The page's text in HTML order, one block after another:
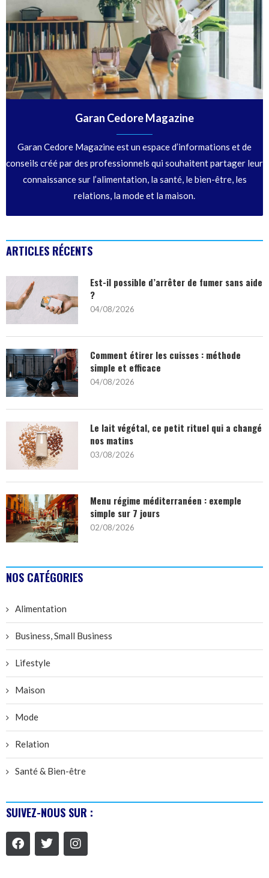
Garan Cedore Magazine
Garan Cedore Magazine est un espace d’informations et de
conseils créé par des professionnels qui souhaitent partager leur
connaissance sur l’alimentation, la santé, le bien-être, les
relations, la mode et la maison.
ARTICLES RÉCENTS
Est-il possible d’arrêter de fumer sans aide
?
04/08/2026
Comment étirer les cuisses : méthode
simple et efficace
04/08/2026
Le lait végétal, ce petit rituel qui a changé
nos matins
03/08/2026
Menu régime méditerranéen : exemple
simple sur 7 jours
02/08/2026
NOS CATÉGORIES
Alimentation
Business, Small Business
Lifestyle
Maison
Mode
Relation
Santé & Bien-être
SUIVEZ-NOUS SUR :